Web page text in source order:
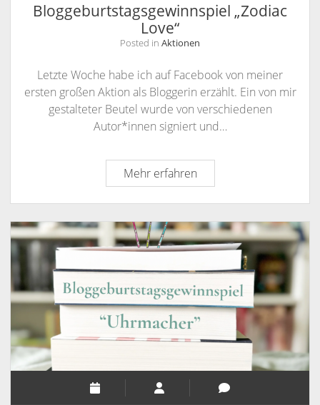
Bloggeburtstagsgewinnspiel „Zodiac
Love“
Posted in Aktionen
Letzte Woche habe ich auf Facebook von meiner
ersten großen Aktion als Bloggerin erzählt. Ein von mir
gestalteter Beutel wurde von verschiedenen
Autor*innen signiert und…
Mehr erfahren
„Zodiac
Love“